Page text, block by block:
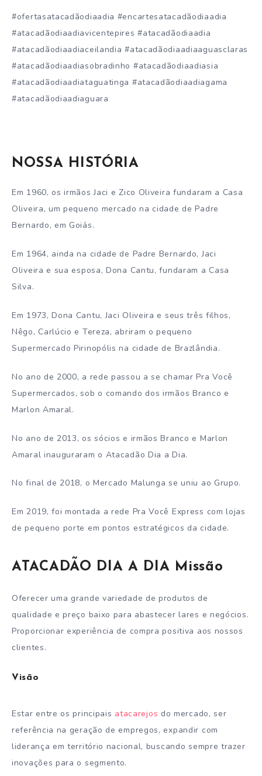
#ofertasatacadãodiaadia #encartesatacadãodiaadia
#atacadãodiaadiavicentepires #atacadãodiaadia
#atacadãodiaadiaceilandia #atacadãodiaadiaaguasclaras
#atacadãodiaadiasobradinho #atacadãodiaadiasia
#atacadãodiaadiataguatinga #atacadãodiaadiagama
#atacadãodiaadiaguara
NOSSA HISTÓRIA
Em 1960, os irmãos Jaci e Zico Oliveira fundaram a Casa
Oliveira, um pequeno mercado na cidade de Padre
Bernardo, em Goiás.
Em 1964, ainda na cidade de Padre Bernardo, Jaci
Oliveira e sua esposa, Dona Cantu, fundaram a Casa
Silva.
Em 1973, Dona Cantu, Jaci Oliveira e seus três filhos,
Nêgo, Carlúcio e Tereza, abriram o pequeno
Supermercado Pirinopólis na cidade de Brazlândia.
No ano de 2000, a rede passou a se chamar Pra Você
Supermercados, sob o comando dos irmãos Branco e
Marlon Amaral.
No ano de 2013, os sócios e irmãos Branco e Marlon
Amaral inauguraram o Atacadão Dia a Dia.
No final de 2018, o Mercado Malunga se uniu ao Grupo.
Em 2019, foi montada a rede Pra Você Express com lojas
de pequeno porte em pontos estratégicos da cidade.
ATACADÃO DIA A DIA Missão
Oferecer uma grande variedade de produtos de
qualidade e preço baixo para abastecer lares e negócios.
Proporcionar experiência de compra positiva aos nossos
clientes.
Visão
Estar entre os principais atacarejos do mercado, ser
referência na geração de empregos, expandir com
liderança em território nacional, buscando sempre trazer
inovações para o segmento.